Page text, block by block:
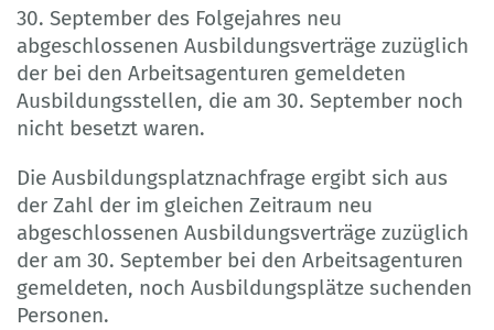
30. September des Folgejahres neu
abgeschlossenen Ausbildungsverträge zuzüglich
der bei den Arbeitsagenturen gemeldeten
Ausbildungsstellen, die am 30. September noch
nicht besetzt waren.
Die Ausbildungsplatznachfrage ergibt sich aus
der Zahl der im gleichen Zeitraum neu
abgeschlossenen Ausbildungsverträge zuzüglich
der am 30. September bei den Arbeitsagenturen
gemeldeten, noch Ausbildungsplätze suchenden
Personen.